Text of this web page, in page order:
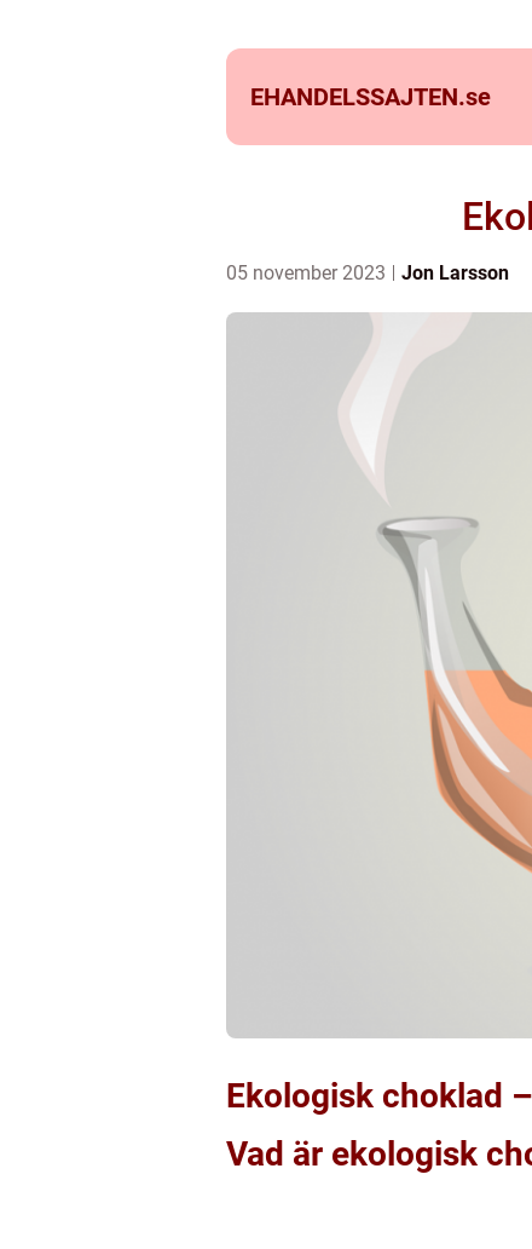
EHANDELSSAJTEN.se
05 november 2023 Jon Larsson
Ekologisk choklad
Vad är ekologisk